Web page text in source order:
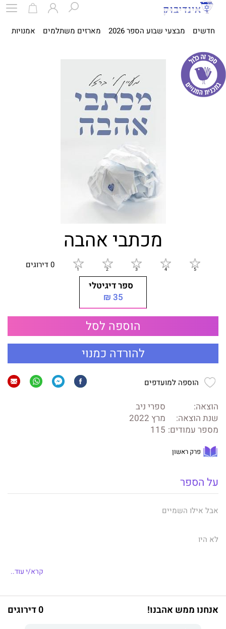
חדשים מבצעי שבוע הספר 2026 מארזים משתלמים אמנויות
מכתבי אהבה
0 דירוגים
ספר דיגיטלי
35 ₪
הוספה לסל
להורדה כמנוי
הוספה למועדפים
הוצאה:
ספרי ניב
שנת הוצאה:
מרץ 2022
מספר עמודים: 115
פרק ראשון
על הספר
אבל אילו השמיים
לא היו
כמה גבוה
קרא/י עוד..
אנחנו ממש אהבנו! 0 דירוגים